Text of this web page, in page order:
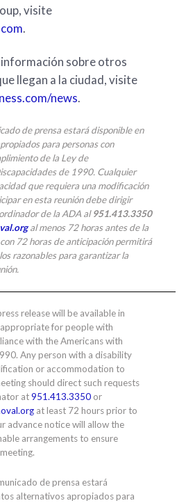
visite
.
sobre otros
llegan a la ciudad, visite
news.
de prensa estará disponible en
para personas con
de la Ley de
de 1990. Cualquier
que requiera una modificación
en esta reunión debe dirigir
de la ADA al951.413.3350
al menos 72 horas antes de la
72 horas de anticipación permitirá
razonables para garantizar la
release will be available in
for people with
with the Americans with
Any person with a disability
or accommodation to
should direct such requests
at951.413.3350 or
at least 72 hours prior to
advance notice will allow the
arrangements to ensure
de prensa estará
alternativos apropiados para